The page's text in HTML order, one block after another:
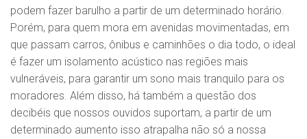
podem fazer barulho a partir de um determinado horário.
Porém, para quem mora em avenidas movimentadas, em
que passam carros, ônibus e caminhões o dia todo, o ideal
é fazer um isolamento acústico nas regiões mais
vulneráveis, para garantir um sono mais tranquilo para os
moradores. Além disso, há também a questão dos
decibéis que nossos ouvidos suportam, a partir de um
determinado aumento isso atrapalha não só a nossa